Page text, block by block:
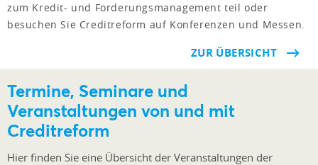
zum Kredit- und Forderungsmanagement teil oder
besuchen Sie Creditreform auf Konferenzen und Messen.
ZUR ÜBERSICHT
Termine, Seminare und
Veranstaltungen von und mit
Creditreform
Hier finden Sie eine Übersicht der Veranstaltungen der